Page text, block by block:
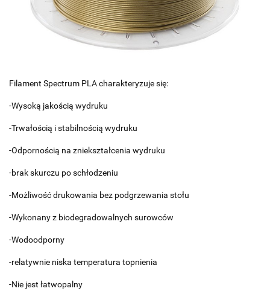
Filament Spectrum PLA charakteryzuje się:
-Wysoką jakością wydruku
-Trwałością i stabilnością wydruku
-Odpornością na zniekształcenia wydruku
-brak skurczu po schłodzeniu
-Możliwość drukowania bez podgrzewania stołu
-Wykonany z biodegradowalnych surowców
-Wodoodporny
-relatywnie niska temperatura topnienia
-Nie jest łatwopalny